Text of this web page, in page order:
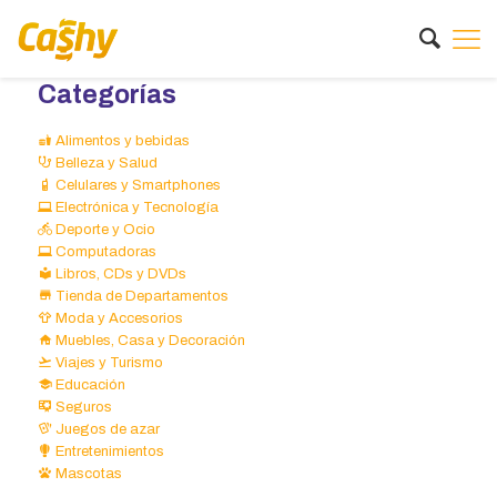
Categorías
Alimentos y bebidas
Belleza y Salud
Celulares y Smartphones
Electrónica y Tecnología
Deporte y Ocio
Computadoras
Libros, CDs y DVDs
Tienda de Departamentos
Moda y Accesorios
Muebles, Casa y Decoración
Viajes y Turismo
Educación
Seguros
Juegos de azar
Entretenimientos
Mascotas